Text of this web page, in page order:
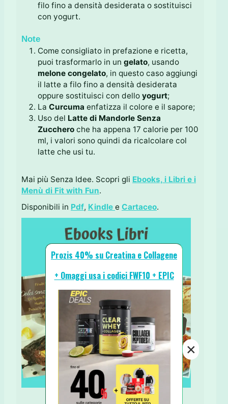
filo fino a densità desiderata o sostituisci
con yogurt.
Note
Come consigliato in prefazione e ricetta,
puoi trasformarlo in un gelato, usando
melone congelato, in questo caso aggiungi
il latte a filo fino a densità desiderata
oppure sostituisci con dello yogurt;
La Curcuma enfatizza il colore e il sapore;
Uso del Latte di Mandorle Senza
Zucchero che ha appena 17 calorie per 100
ml, i valori sono quindi da ricalcolare col
latte che usi tu.
Mai più Senza Idee. Scopri gli Ebooks, i Libri e i
Menù di Fit with Fun.
Disponibili in Pdf, Kindle e Cartaceo.
Prozis 40% su Creatina e Collagene
+ Omaggi usa i codici FWF10 + EPIC
×